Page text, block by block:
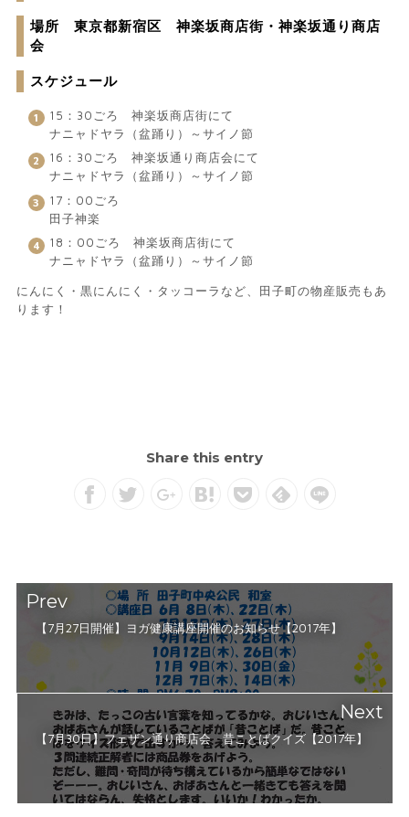
場所 東京都新宿区 神楽坂商店街・神楽坂通り商店
会
スケジュール
15：30ごろ 神楽坂商店街にて
ナニャドヤラ（盆踊り）～サイノ節
16：30ごろ 神楽坂通り商店会にて
ナニャドヤラ（盆踊り）～サイノ節
17：00ごろ
田子神楽
18：00ごろ 神楽坂商店街にて
ナニャドヤラ（盆踊り）～サイノ節
にんにく・黒にんにく・タッコーラなど、田子町の物産販売もあ
ります！
Share this entry
Prev
【7月27日開催】ヨガ健康講座開催のお知らせ【2017年】
Next
【7月30日】フェザン通り商店会 昔ことばクイズ【2017年】